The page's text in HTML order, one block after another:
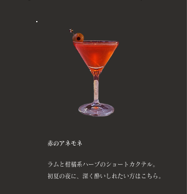
赤のアネモネ
ラムと柑橘系ハーブのショートカクテル。
初夏の夜に、深く酔いしれたい方はこちら。